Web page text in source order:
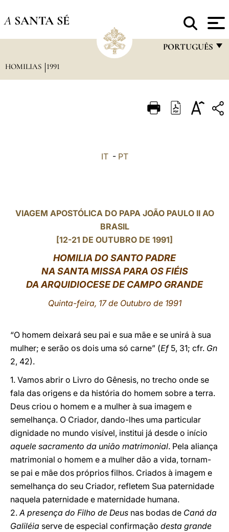
A SANTA SÉ
PORTUGUÊS
ITALIANO
LATINE
HOMILIAS 1991
IT- PT
VIAGEM APOSTÓLICA DO PAPA JOÃO PAULO II AO
BRASIL
[12-21 DE OUTUBRO DE 1991]
HOMILIA DO SANTO PADRE
NA SANTA MISSA PARA OS FIÉIS
DA ARQUIDIOCESE DE CAMPO GRANDE
Quinta-feira, 17 de Outubro de 1991
“O homem deixará seu pai e sua mãe e se unirá à sua
mulher; e serão os dois uma só carne” (Ef5, 31; cfr. Gn
2, 42).
1. Vamos abrir o Livro do Gênesis, no trecho onde se
fala das origens e da história do homem sobre a terra.
Deus criou o homem e a mulher à sua imagem e
semelhança. O Criador, dando-lhes uma particular
dignidade no mundo visível, institui já desde o início
aquele sacramento da união matrimonial. Pela aliança
matrimonial o homem e a mulher dão a vida, tornam-
se pai e mãe dos próprios filhos. Criados à imagem e
semelhança do seu Criador, refletem Sua paternidade
naquela paternidade e maternidade humana.
2.A presença do Filho de Deus nas bodas de Caná da
Galiléia serve de especial confirmação desta grande